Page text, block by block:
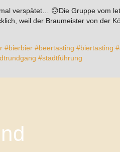
verspätet… 🙃Die Gruppe vom
weil der Braumeister von der
#bierbier #beertasting #biertasting
#stadtführung